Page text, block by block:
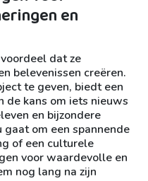
en
dat ze
belevenissen creëren.
te geven, biedt een
de kans om iets nieuws
en bijzondere
om een spannende
of een culturele
voor waardevolle en
nog lang na zijn